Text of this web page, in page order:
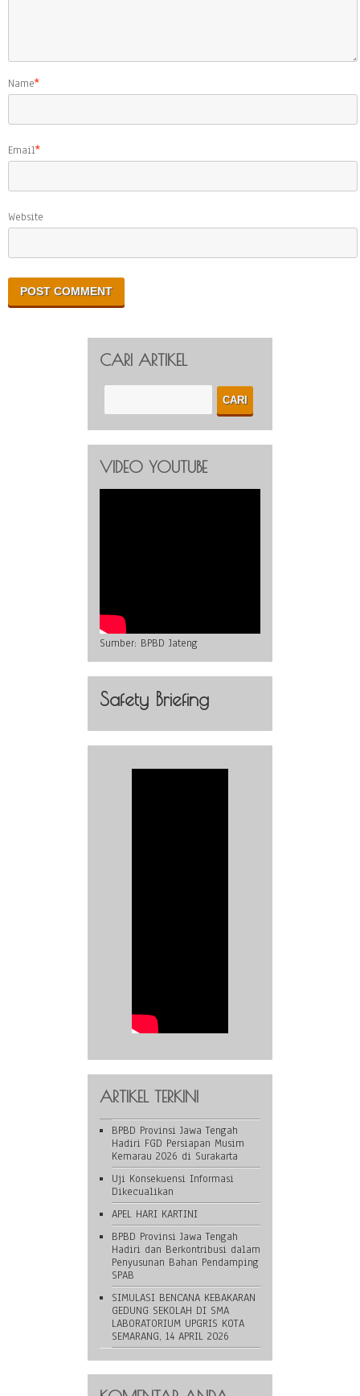
Name*
Email*
Website
CARI ARTIKEL
VIDEO YOUTUBE
Sumber: BPBD Jateng
Safety Briefing
ARTIKEL TERKINI
BPBD Provinsi Jawa Tengah
Hadiri FGD Persiapan Musim
Kemarau 2026 di Surakarta
Uji Konsekuensi Informasi
Dikecualikan
APEL HARI KARTINI
BPBD Provinsi Jawa Tengah
Hadiri dan Berkontribusi dalam
Penyusunan Bahan Pendamping
SPAB
SIMULASI BENCANA KEBAKARAN
GEDUNG SEKOLAH DI SMA
LABORATORIUM UPGRIS KOTA
SEMARANG, 14 APRIL 2026